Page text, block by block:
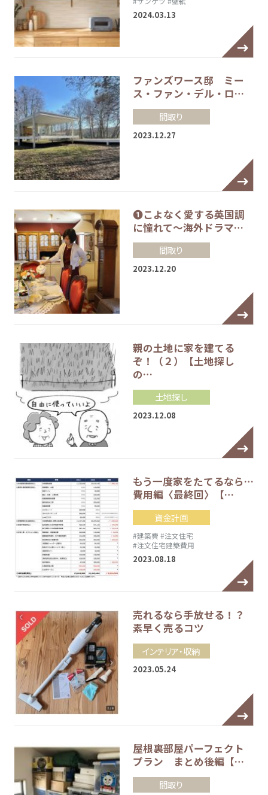
2024.03.13
ファンズワース邸 ミー
ス・ファン・デル・ロ…
間取り
2023.12.27
❶こよなく愛する英国調
に憧れて～海外ドラマ…
間取り
2023.12.20
親の土地に家を建てる
ぞ！（２）【土地探し
の…
土地探し
2023.12.08
もう一度家をたてるなら…
費用編〈最終回〉【…
資金計画
#建築費 #注文住宅
#注文住宅建築費用
2023.08.18
売れるなら手放せる！？
素早く売るコツ
インテリア・収納
2023.05.24
屋根裏部屋パーフェクト
プラン まとめ後編【…
間取り